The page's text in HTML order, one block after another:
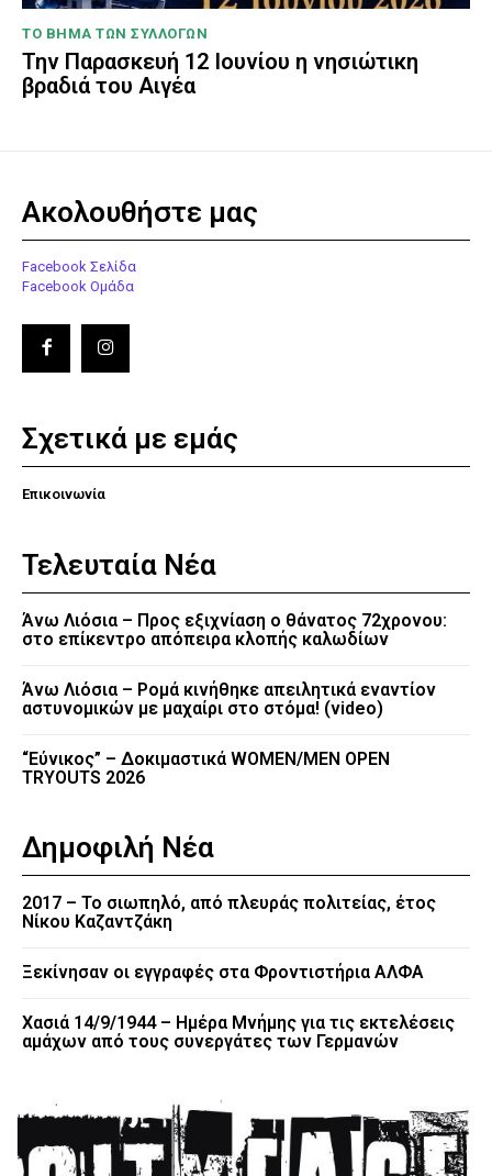
ΤΟ ΒΗΜΑ ΤΩΝ ΣΥΛΛΟΓΩΝ
Την Παρασκευή 12 Ιουνίου η νησιώτικη
βραδιά του Αιγέα
Ακολουθήστε μας
Facebook Σελίδα
Facebook Ομάδα
Σχετικά με εμάς
Επικοινωνία
Τελευταία Νέα
Άνω Λιόσια – Προς εξιχνίαση ο θάνατος 72χρονου:
στο επίκεντρο απόπειρα κλοπής καλωδίων
Άνω Λιόσια – Ρομά κινήθηκε απειλητικά εναντίον
αστυνομικών με μαχαίρι στο στόμα! (video)
“Εύνικος” – Δοκιμαστικά WOMEN/MEN OPEN
TRYOUTS 2026
Δημοφιλή Νέα
2017 – Το σιωπηλό, από πλευράς πολιτείας, έτος
Νίκου Καζαντζάκη
Ξεκίνησαν οι εγγραφές στα Φροντιστήρια ΑΛΦΑ
Χασιά 14/9/1944 – Ημέρα Μνήμης για τις εκτελέσεις
αμάχων από τους συνεργάτες των Γερμανών